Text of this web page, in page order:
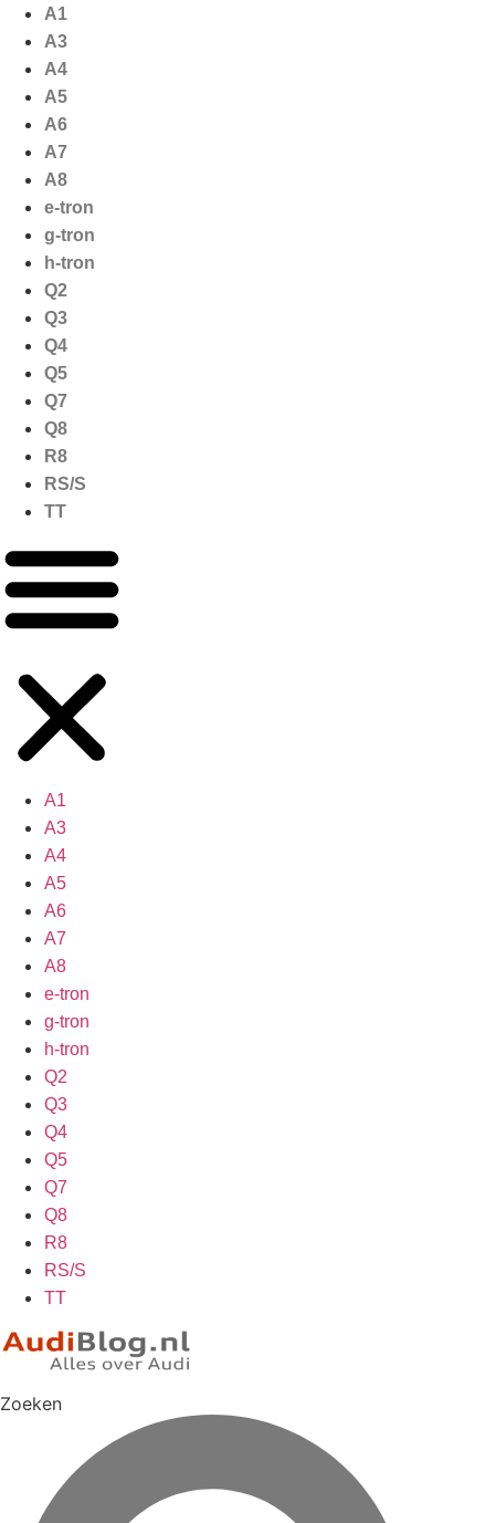
naar
inhoud
A1
A3
A4
A5
A6
A7
A8
e-tron
g-tron
h-tron
Q2
Q3
Q4
Q5
Q7
Q8
R8
RS/S
TT
A1
A3
A4
A5
A6
A7
A8
e-tron
g-tron
h-tron
Q2
Q3
Q4
Q5
Q7
Q8
R8
RS/S
TT
Zoeken